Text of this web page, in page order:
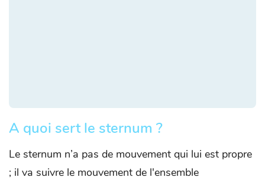
A quoi sert le sternum ?
Le sternum n’a pas de mouvement qui lui est propre
; il va suivre le mouvement de l'ensemble